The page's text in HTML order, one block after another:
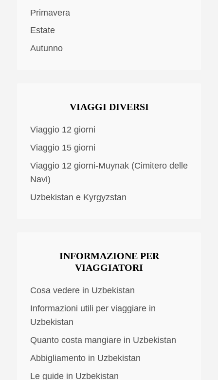
Primavera
Estate
Autunno
VIAGGI DIVERSI
Viaggio 12 giorni
Viaggio 15 giorni
Viaggio 12 giorni-Muynak (Cimitero delle
Navi)
Uzbekistan e Kyrgyzstan
INFORMAZIONE PER
VIAGGIATORI
Cosa vedere in Uzbekistan
Informazioni utili per viaggiare in
Uzbekistan
Quanto costa mangiare in Uzbekistan
Abbigliamento in Uzbekistan
Le guide in Uzbekistan